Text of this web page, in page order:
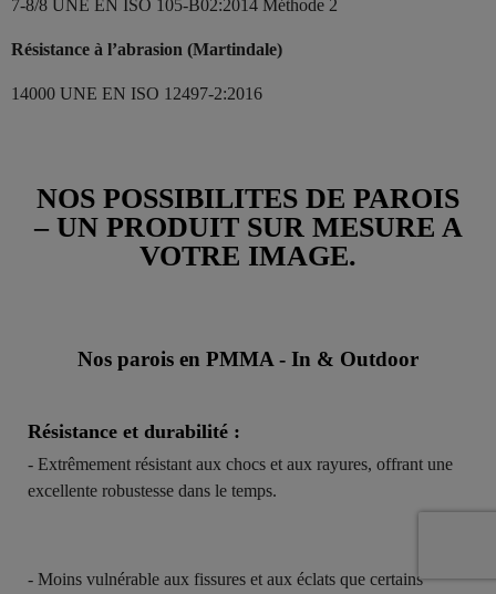
7-8/8 UNE EN ISO 105-B02:2014 Méthode 2
Résistance à l’abrasion (Martindale)
14000 UNE EN ISO 12497-2:2016
NOS POSSIBILITES DE PAROIS
– UN PRODUIT SUR MESURE A
VOTRE IMAGE.
Nos parois en PMMA - In & Outdoor
Résistance et durabilité :
- Extrêmement résistant aux chocs et aux rayures, offrant une
excellente robustesse dans le temps.
- Moins vulnérable aux fissures et aux éclats que certains